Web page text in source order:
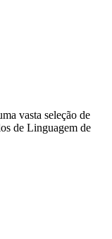
vasta seleção de
de Linguagem de